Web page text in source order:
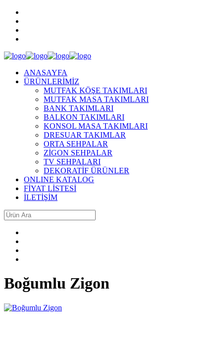
ANASAYFA
ÜRÜNLERİMİZ
MUTFAK KÖŞE TAKIMLARI
MUTFAK MASA TAKIMLARI
BANK TAKIMLARI
BALKON TAKIMLARI
KONSOL MASA TAKIMLARI
DRESUAR TAKIMLAR
ORTA SEHPALAR
ZİGON SEHPALAR
TV SEHPALARI
DEKORATİF ÜRÜNLER
ONLINE KATALOG
FİYAT LİSTESİ
İLETİŞİM
Boğumlu Zigon